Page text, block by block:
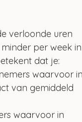
verloonde uren
per week in
dat je:
waarvoor in
van gemiddeld
waarvoor in